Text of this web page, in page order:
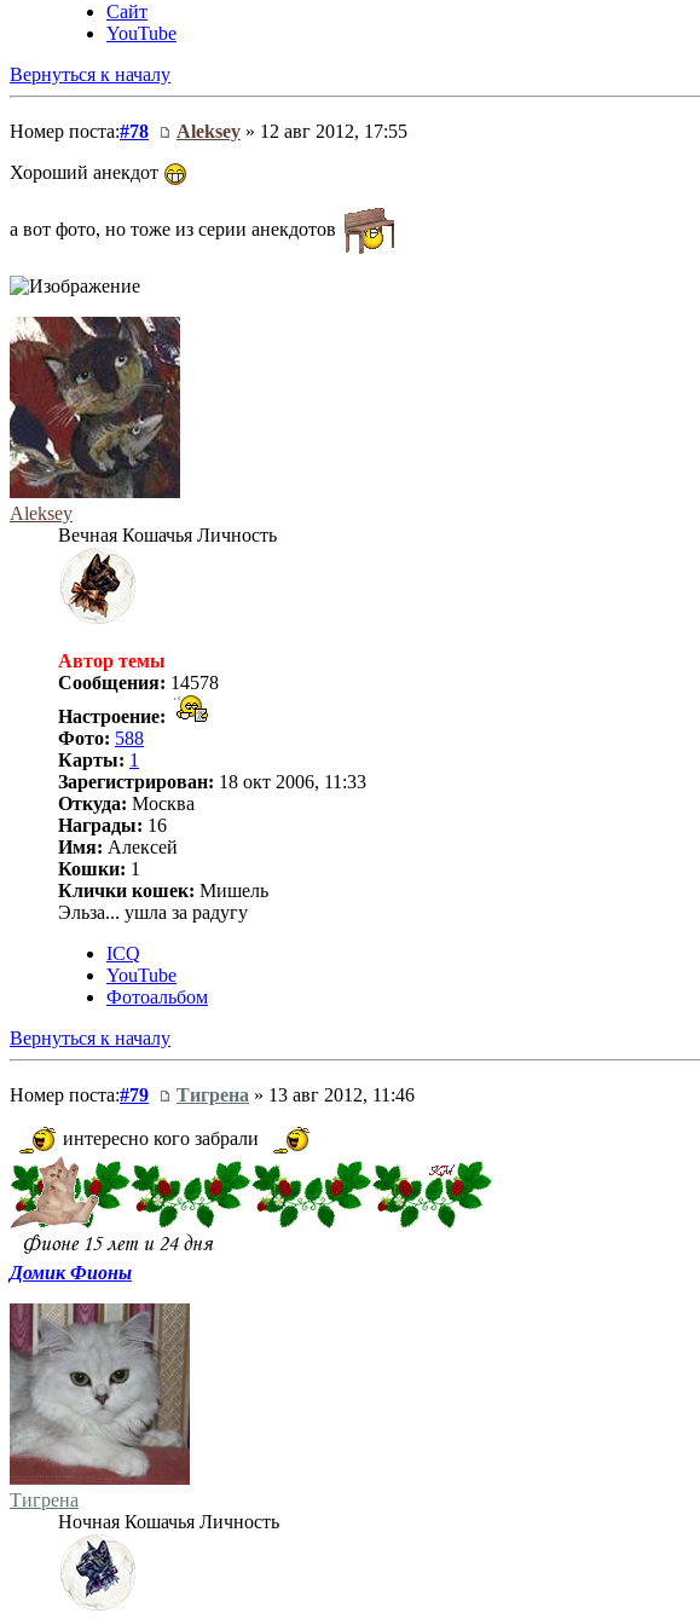
Сайт
YouTube
Вернуться к началу
Номер поста:#78 Aleksey » 12 авг 2012, 17:55
Хороший анекдот
а вот фото, но тоже из серии анекдотов
Aleksey
Вечная Кошачья Личность
Автор темы
Сообщения: 14578
Настроение:
Фото: 588
Карты: 1
Зарегистрирован: 18 окт 2006, 11:33
Откуда: Москва
Награды: 16
Имя: Алексей
Кошки: 1
Клички кошек: Мишель
Эльза... ушла за радугу
ICQ
YouTube
Фотоальбом
Вернуться к началу
Номер поста:#79 Тигрена » 13 авг 2012, 11:46
интересно кого забрали
Домик Фионы
Тигрена
Ночная Кошачья Личность